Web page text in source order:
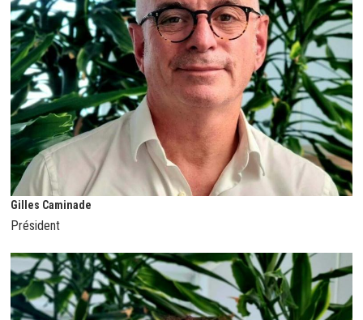
Gilles Caminade
Président